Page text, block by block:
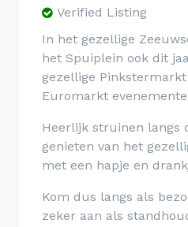
Verified Listing
In het gezellige
het Spuiplein ook dit
gezellige
Euromarkt
Heerlijk struinen langs
genieten van het
met een hapje en
Kom dus langs als
zeker aan als